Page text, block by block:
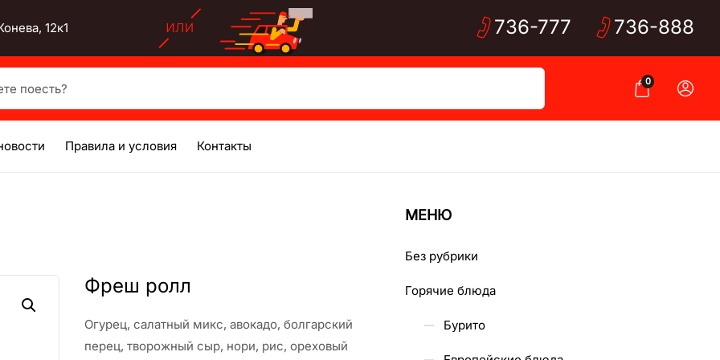
12к1 736-777 736-888
0
Правила и условия Контакты
Фреш ролл
Огурец, салатный микс, авокадо, болгарский
перец, творожный сыр, нори, рис, ореховый
МЕНЮ
Без рубрики
Горячие блюда
Бурито